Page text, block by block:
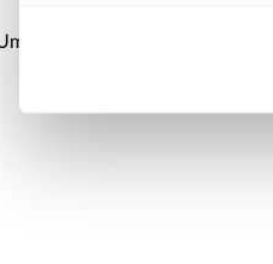
Umywalka nablatowa Bella